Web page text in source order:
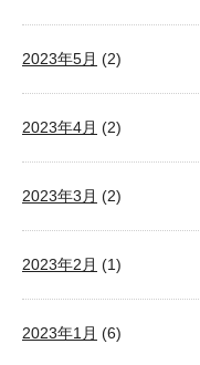
2023年5月 (2)
2023年4月 (2)
2023年3月 (2)
2023年2月 (1)
2023年1月 (6)